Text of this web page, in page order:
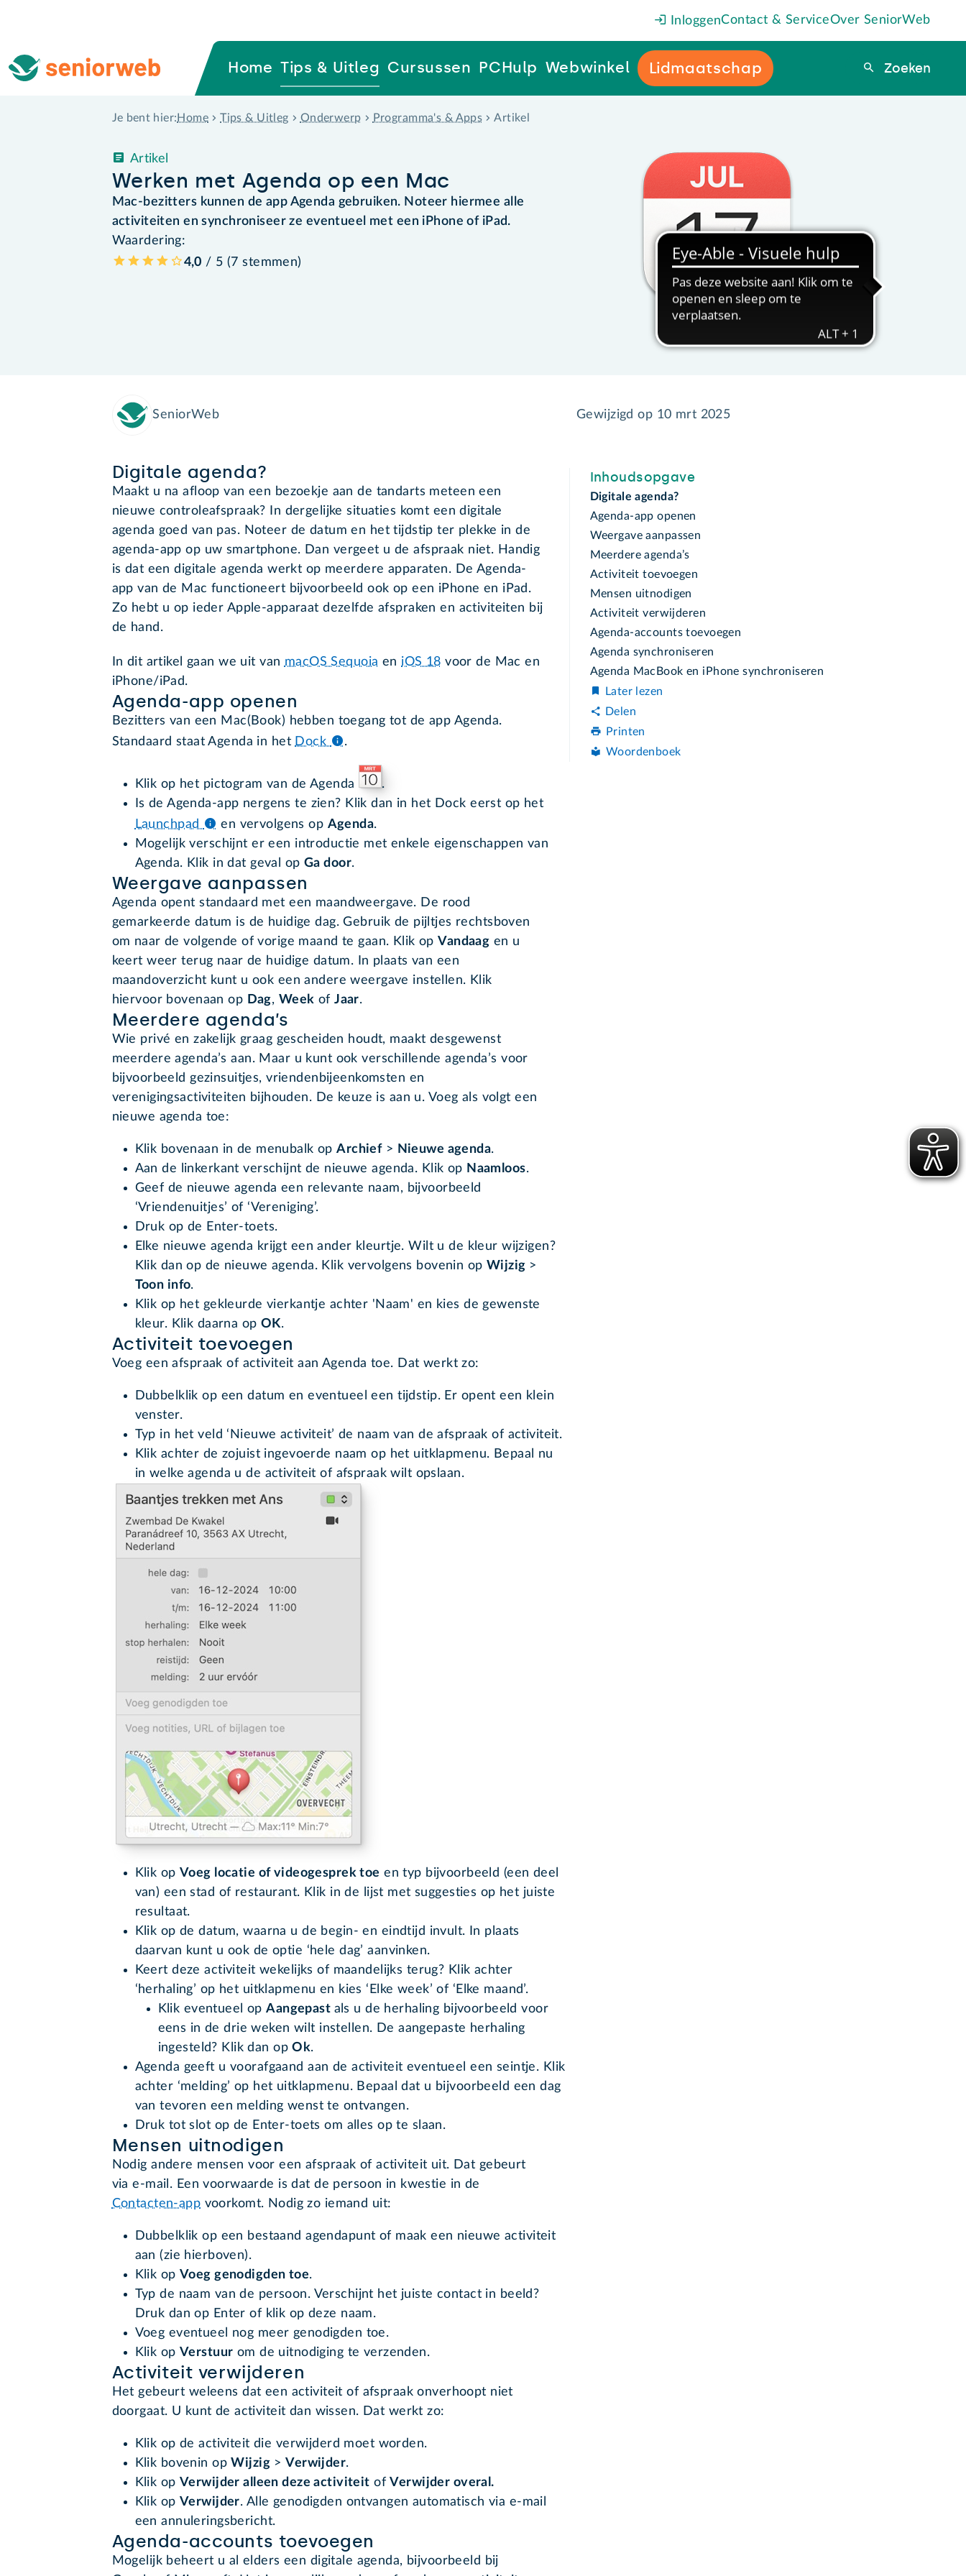
InloggenContact & ServiceOver SeniorWeb
Home Tips & Uitleg Cursussen PCHulp Webwinkel Lidmaatschap Zoeken
Zoeken
Je bent hier: Home Tips & Uitleg Onderwerp Programma's & Apps Artikel
Werken met Agenda op een Mac
Artikel
Mac-bezitters kunnen de app Agenda gebruiken. Noteer hiermee alle
activiteiten en synchroniseer ze eventueel met een iPhone of iPad.
Waardering:
4,0 / 5 (7 stemmen)
SeniorWeb Gewijzigd op 10 mrt 2025
Digitale agenda?
Maakt u na afloop van een bezoekje aan de tandarts meteen een
nieuwe controleafspraak? In dergelijke situaties komt een digitale
agenda goed van pas. Noteer de datum en het tijdstip ter plekke in de
agenda-app op uw smartphone. Dan vergeet u de afspraak niet. Handig
is dat een digitale agenda werkt op meerdere apparaten. De Agenda-
app van de Mac functioneert bijvoorbeeld ook op een iPhone en iPad.
Zo hebt u op ieder Apple-apparaat dezelfde afspraken en activiteiten bij
de hand.
In dit artikel gaan we uit van macOS Sequoia en iOS 18 voor de Mac en
iPhone/iPad.
Agenda-app openen
Bezitters van een Mac(Book) hebben toegang tot de app Agenda.
Standaard staat Agenda in het Dock .
Klik op het pictogram van de Agenda
.
Is de Agenda-app nergens te zien? Klik dan in het Dock eerst op het
Launchpad
en vervolgens op Agenda.
Mogelijk verschijnt er een introductie met enkele eigenschappen van
Agenda. Klik in dat geval op Ga door.
Weergave aanpassen
Agenda opent standaard met een maandweergave. De rood
gemarkeerde datum is de huidige dag. Gebruik de pijltjes rechtsboven
om naar de volgende of vorige maand te gaan. Klik opVandaag en u
keert weer terug naar de huidige datum. In plaats van een
maandoverzicht kunt u ook een andere weergave instellen. Klik
hiervoor bovenaan op Dag, Week ofJaar.
Meerdere agenda’s
Wie privé en zakelijk graag gescheiden houdt, maakt desgewenst
meerdere agenda’s aan. Maar u kunt ook verschillende agenda’s voor
bijvoorbeeld gezinsuitjes, vriendenbijeenkomsten en
verenigingsactiviteiten bijhouden. De keuze is aan u. Voeg als volgt een
nieuwe agenda toe:
Klik bovenaan in de menubalk opArchief> Nieuwe agenda.
Aan de linkerkant verschijnt de nieuwe agenda. Klik op Naamloos.
Geef de nieuwe agenda een relevante naam, bijvoorbeeld
‘Vriendenuitjes’ of ‘Vereniging’.
Druk op de Enter-toets.
Elke nieuwe agenda krijgt een ander kleurtje. Wilt u de kleur wijzigen?
Klik dan op de nieuwe agenda. Klik vervolgens bovenin opWijzig >
Toon info.
Klik op het gekleurde vierkantje achter 'Naam' en kies de gewenste
kleur. Klik daarna op OK.
Activiteit toevoegen
Voeg een afspraak of activiteit aan Agenda toe. Dat werkt zo:
Dubbelklik op een datum en eventueel een tijdstip. Er opent een klein
venster.
Typ in het veld ‘Nieuwe activiteit’ de naam van de afspraak of activiteit.
Klik achter de zojuist ingevoerde naam op het uitklapmenu. Bepaal nu
in welke agenda u de activiteit of afspraak wilt opslaan.
Klik op Voeg locatie of videogesprek toe en typ bijvoorbeeld (een deel
van) een stad of restaurant. Klik in de lijst met suggesties op het juiste
resultaat.
Klik op de datum, waarna u de begin- en eindtijd invult. In plaats
daarvan kunt u ook de optie ‘hele dag’ aanvinken.
Keert deze activiteit wekelijks of maandelijks terug? Klik achter
‘herhaling’ op het uitklapmenu en kies ‘Elke week’ of ‘Elke maand’.
Klik eventueel opAangepast als u de herhaling bijvoorbeeld voor
eens in de drie weken wilt instellen. De aangepaste herhaling
ingesteld? Klik dan opOk.
Agenda geeft u voorafgaand aan de activiteit eventueel een seintje. Klik
achter ‘melding’ op het uitklapmenu. Bepaal dat u bijvoorbeeld een dag
van tevoren een melding wenst te ontvangen.
Druk tot slot op de Enter-toets om alles op te slaan.
Mensen uitnodigen
Nodig andere mensen voor een afspraak of activiteit uit. Dat gebeurt
via e-mail. Een voorwaarde is dat de persoon in kwestie in de
Contacten-app voorkomt. Nodig zo iemand uit:
Dubbelklik op een bestaand agendapunt of maak een nieuwe activiteit
aan (zie hierboven).
Klik op Voeg genodigden toe.
Typ de naam van de persoon. Verschijnt het juiste contact in beeld?
Druk dan op Enter of klik op deze naam.
Voeg eventueel nog meer genodigden toe.
Klik op Verstuur om de uitnodiging te verzenden.
Activiteit verwijderen
Het gebeurt weleens dat een activiteit of afspraak onverhoopt niet
doorgaat. U kunt de activiteit dan wissen. Dat werkt zo:
Klik op de activiteit die verwijderd moet worden.
Klik bovenin opWijzig>Verwijder.
Klik op Verwijder alleen deze activiteit ofVerwijder overal.
Klik op Verwijder. Alle genodigden ontvangen automatisch via e-mail
een annuleringsbericht.
Agenda-accounts toevoegen
Mogelijk beheert u al elders een digitale agenda, bijvoorbeeld bij
Inhoudsopgave
Digitale agenda?
Agenda-app openen
Weergave aanpassen
Meerdere agenda’s
Activiteit toevoegen
Mensen uitnodigen
Activiteit verwijderen
Agenda-accounts toevoegen
Agenda synchroniseren
Agenda MacBook en iPhone synchroniseren
Later lezen
Delen
Printen
Woordenboek